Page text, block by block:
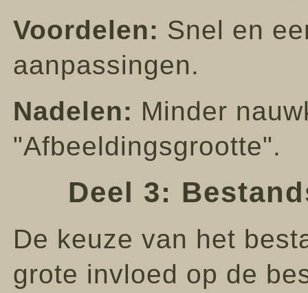
Voordelen: Snel en
aanpassingen.
Nadelen: Minder
"Afbeeldingsgrootte".
Deel 3:
De keuze van het
grote invloed op de